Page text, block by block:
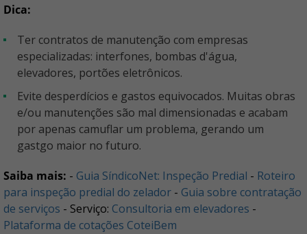
Dica:
Ter contratos de manutenção com empresas
especializadas: interfones, bombas d'água,
elevadores, portões eletrônicos.
Evite desperdícios e gastos equivocados. Muitas obras
e/ou manutenções são mal dimensionadas e acabam
por apenas camuflar um problema, gerando um
gastgo maior no futuro.
Saiba mais: - Guia SíndicoNet: Inspeção Predial - Roteiro
para inspeção predial do zelador - Guia sobre contratação
de serviços - Serviço: Consultoria em elevadores -
Plataforma de cotações CoteiBem